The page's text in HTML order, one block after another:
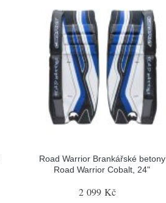
Road Warrior Brankářské betony
Road Warrior Cobalt, 24"
2 099 Kč